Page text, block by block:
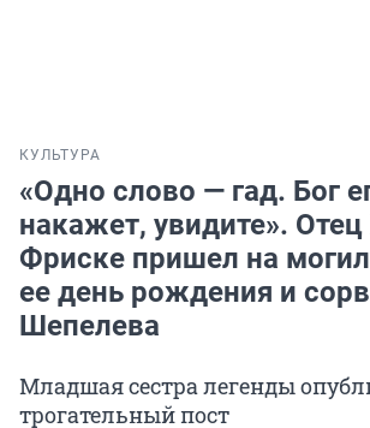
КУЛЬТУРА
«Одно слово — гад. Бог
накажет, увидите».
Фриске пришел на
ее день рождения и
Шепелева
Младшая сестра легенды
трогательный пост